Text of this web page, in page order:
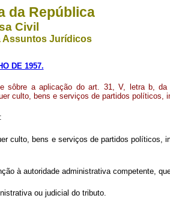
da República
Civil
Assuntos Jurídicos
DE 1957.
sôbre a aplicação do art. 31, V, letra b,
culto, bens e serviços de partidos políticos,
culto, bens e serviços de partidos
à autoridade administrativa competente,
ou judicial do tributo.